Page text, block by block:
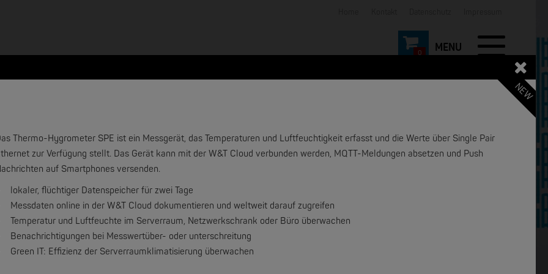
NEW
Thermo-Hygrometer SPE ist ein Messgerät, das Temperaturen und Luftfeuchtigkeit erfasst und die Werte über Single Pair
zur Verfügung stellt. Das Gerät kann mit der W&T Cloud verbunden werden, MQTT-Meldungen absetzen und Push
auf Smartphones versenden.
lokaler, flüchtiger Datenspeicher für zwei Tage
Messdaten online in der W&T Cloud dokumentieren und weltweit darauf zugreifen
Temperatur und Luftfeuchte im Serverraum, Netzwerkschrank oder Büro überwachen
Benachrichtigungen bei Messwertüber- oder unterschreitung
Green IT: Effizienz der Serverraumklimatisierung überwachen
0
NEW NEW